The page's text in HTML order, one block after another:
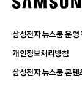
삼성전자 뉴스룸 운영
개인정보처리방침
삼성전자 뉴스룸 콘텐